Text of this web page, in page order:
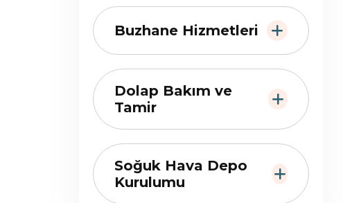
Buzhane Hizmetleri
Dolap Bakım ve
Tamir
Soğuk Hava Depo
Kurulumu